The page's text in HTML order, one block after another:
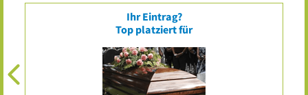
Ihr Eintrag?
Top platziert für